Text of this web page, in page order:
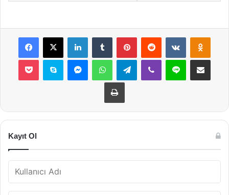
Facebook
X LinkedInTumblr PinterestReddit VKontakte
Pocket Skype MessengerWhatsAppTelegramViber Line E-Posta ile
Yazdır
Kayıt Ol